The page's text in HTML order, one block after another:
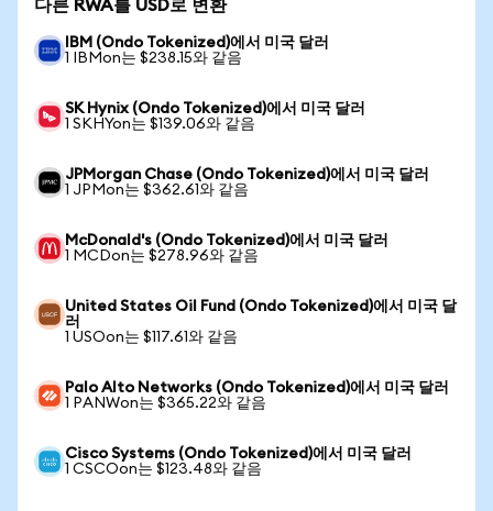
다른 RWA를 USD로 변환
IBM (Ondo Tokenized)에서 미국 달러
1 IBMon는 $238.15와 같음
SK Hynix (Ondo Tokenized)에서 미국 달러
1 SKHYon는 $139.06와 같음
JPMorgan Chase (Ondo Tokenized)에서 미국 달러
1 JPMon는 $362.61와 같음
McDonald's (Ondo Tokenized)에서 미국 달러
1 MCDon는 $278.96와 같음
United States Oil Fund (Ondo Tokenized)에서 미국 달
러
1 USOon는 $117.61와 같음
Palo Alto Networks (Ondo Tokenized)에서 미국 달러
1 PANWon는 $365.22와 같음
Cisco Systems (Ondo Tokenized)에서 미국 달러
1 CSCOon는 $123.48와 같음